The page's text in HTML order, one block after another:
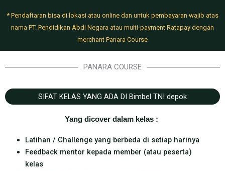
* Pendaftaran bisa di lokasi atau online dan untuk pembayaran wajib atas
nama PT. Pendidikan Abdi Negara atau multi-payment Ratapay dengan
merchant Panara Course
PANARA COURSE
SIFAT KELAS YANG ADA DI Bimbel TNI depok
Yang dicover dalam kelas : ​
Latihan / Challenge yang berbeda di setiap harinya
Feedback mentor kepada member (atau peserta)
kelas